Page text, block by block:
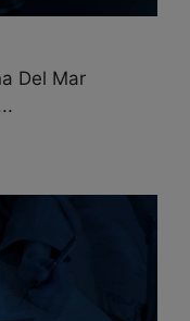
Del Mar